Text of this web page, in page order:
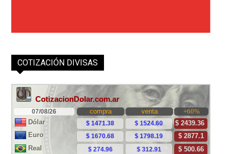
COTIZACIÓN DIVISAS